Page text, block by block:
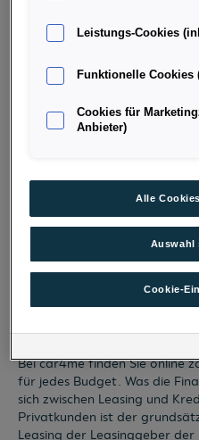
Audi S e-tron GT
7000 Eisenstadt ,
03/2025 222 PS
Kilometerstand
201 km
Fahrzeuge pro Seite
Bei car4me finden Sie online
für jedes Budget. Was die
sich zwischen Leasing und
Privatkunden ist der
Leasing der Leasinggeber
Leistungs-Cookies
Funktionelle Cookies
Cookies für
Anbieter)
Alle
Auswahl
Cookie-